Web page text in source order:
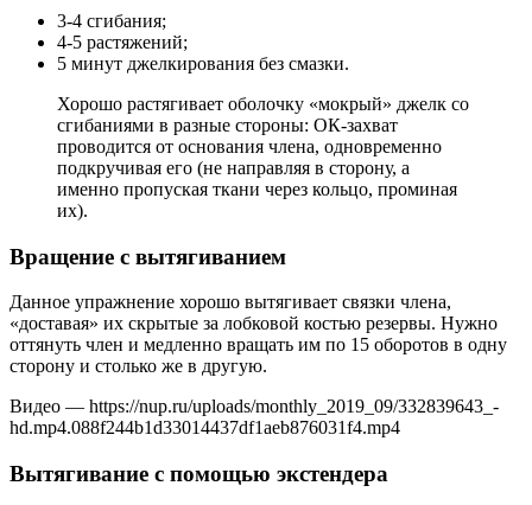
3-4 сгибания;
4-5 растяжений;
5 минут джелкирования без смазки.
Хорошо растягивает оболочку «мокрый» джелк со
сгибаниями в разные стороны: ОК-захват
проводится от основания члена, одновременно
подкручивая его (не направляя в сторону, а
именно пропуская ткани через кольцо, проминая
их).
Вращение с вытягиванием
Данное упражнение хорошо вытягивает связки члена,
«доставая» их скрытые за лобковой костью резервы. Нужно
оттянуть член и медленно вращать им по 15 оборотов в одну
сторону и столько же в другую.
Видео — https://nup.ru/uploads/monthly_2019_09/332839643_-
hd.mp4.088f244b1d33014437df1aeb876031f4.mp4
Вытягивание с помощью экстендера